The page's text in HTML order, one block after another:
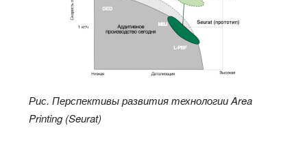
Рис. Перспективы развития технологииArea
Printing (Seurat)